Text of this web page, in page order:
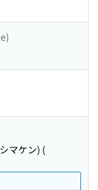
マケン) (